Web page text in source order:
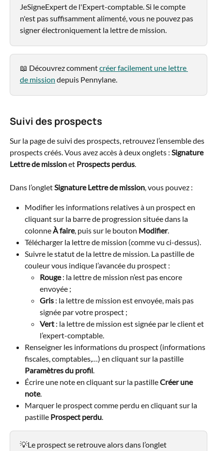
JeSigneExpert de l'Expert-comptable. Si le compte
n'est pas suffisamment alimenté, vous ne pouvez pas
signer électroniquement la lettre de mission.
📖 Découvrez comment créer facilement une lettre
de mission depuis Pennylane.
Suivi des prospects
Sur la page de suivi des prospects, retrouvez l’ensemble des
prospects créés. Vous avez accès à deux onglets : Signature
Lettre de mission et Prospects perdus.
Dans l’onglet Signature Lettre de mission, vous pouvez :
Modifier les informations relatives à un prospect en
cliquant sur la barre de progression située dans la
colonne À faire, puis sur le bouton Modifier.
Télécharger la lettre de mission (comme vu ci-dessus).
Suivre le statut de la lettre de mission. La pastille de
couleur vous indique l’avancée du prospect :
Rouge : la lettre de mission n’est pas encore
envoyée ;
Gris : la lettre de mission est envoyée, mais pas
signée par votre prospect ;
Vert : la lettre de mission est signée par le client et
l’expert-comptable.
Renseigner les informations du prospect (informations
fiscales, comptables,…) en cliquant sur la pastille
Paramètres du profil.
Écrire une note en cliquant sur la pastille Créer une
note.
Marquer le prospect comme perdu en cliquant sur la
pastille Prospect perdu.
💡Le prospect se retrouve alors dans l’onglet